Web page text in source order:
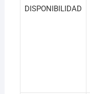
DISPONIBILIDAD